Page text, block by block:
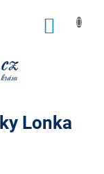
Lonka